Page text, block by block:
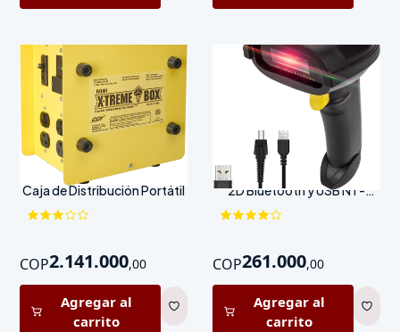
Southwire Mini X-Treme Box
Caja de Distribución Portátil
COP2.141.000,00
Agregar al
carrito
NETUM Lector de Códigos
2D Bluetooth y USB NT-
1228BL
COP261.000,00
Agregar al
carrito